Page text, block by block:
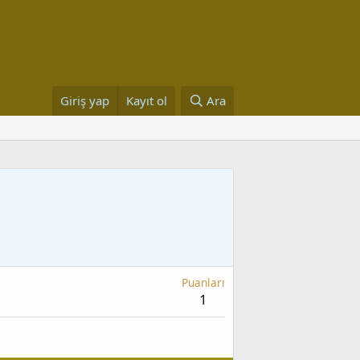
Giriş yap Kayıt ol Ara
Puanları
1